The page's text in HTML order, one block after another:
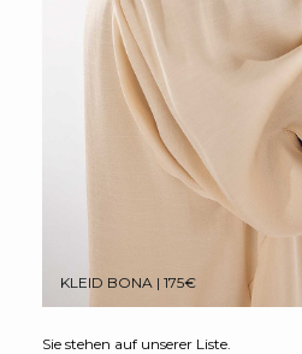
KLEID BONA | 175€
Sie stehen auf unserer Liste.